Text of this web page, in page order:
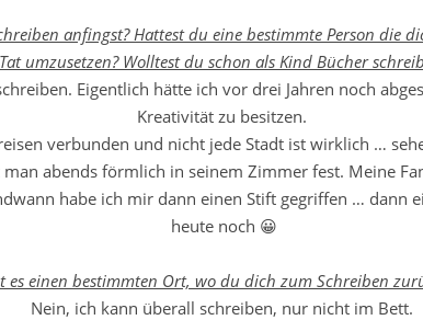
anfingst? Hattest du eine bestimmte Person die
Tat umzusetzen? Wolltest du schon als Kind Bücher
Eigentlich hätte ich vor drei Jahren noch
Kreativität zu besitzen.
verbunden und nicht jede Stadt ist wirklich …
abends förmlich in seinem Zimmer fest. Meine
habe ich mir dann einen Stift gegriffen … dann
heute noch 😀
es einen bestimmten Ort, wo du dich zum Schreiben
Nein, ich kann überall schreiben, nur nicht im Bett.